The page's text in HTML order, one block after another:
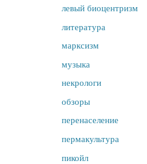
левый биоцентризм
литература
марксизм
музыка
некрологи
обзоры
перенаселение
пермакультура
пикойл